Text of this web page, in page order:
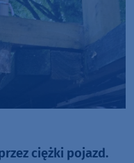
ciężki pojazd.